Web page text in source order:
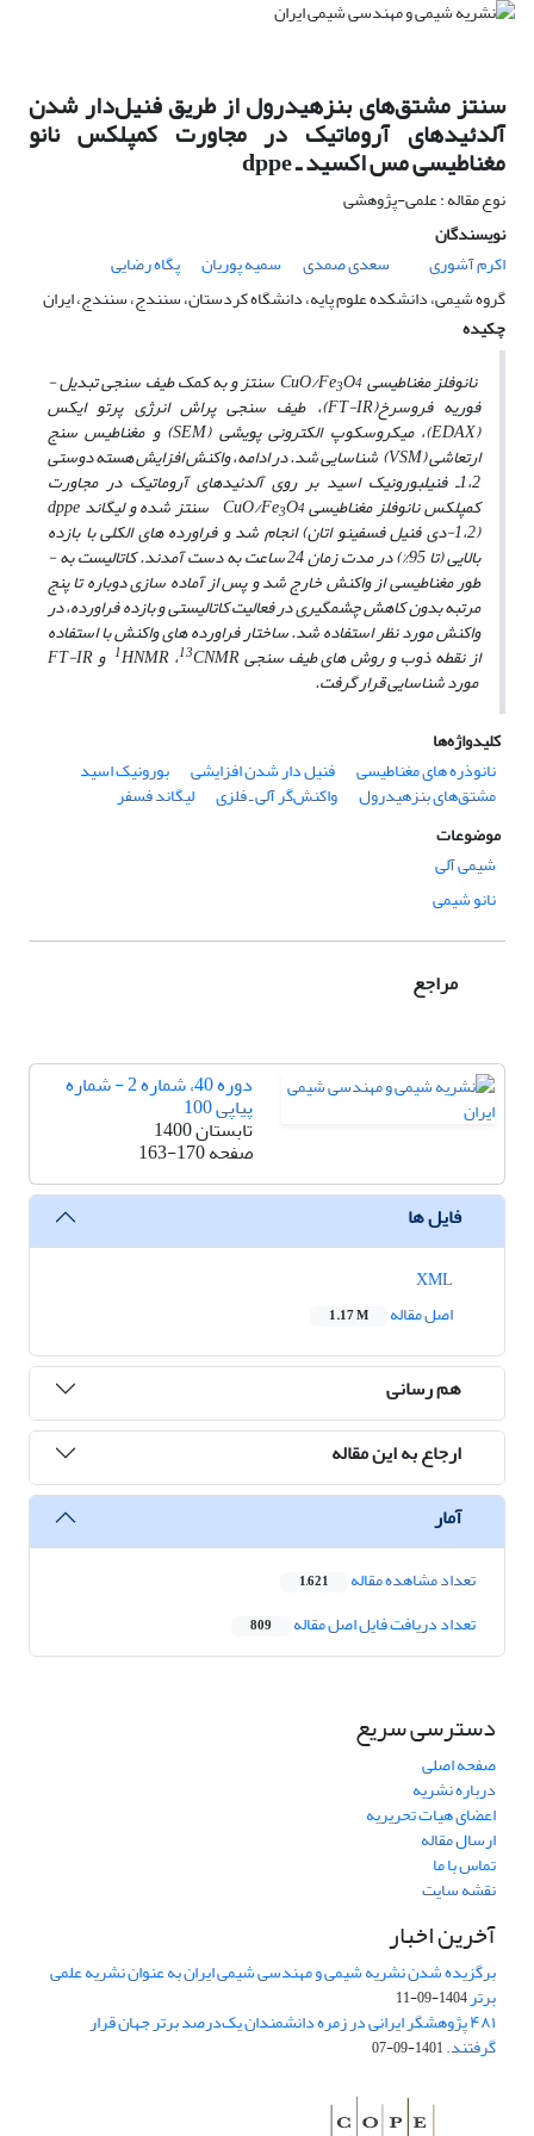
سنتز مشتق‌های بنزهیدرول از طریق فنیل‌دار شدن‌‌
آلدئیدهای آروماتیک در مجاورت کمپلکس نانو
مغناطیسی مس اکسید ـ dppe
نوع مقاله : علمی-پژوهشی
نویسندگان
اکرم آشوری
سعدی صمدی سمیه پوریان
پگاه رضایی
گروه شیمی، دانشکده علوم پایه، دانشگاه کردستان، سنندج، سنندج، ایران
چکیده
نانوفلز مغناطیسی CuO/Fe
3O4 سنتز و به ­کمک طیف­ سنجی تبدیل ­
فوریه­ فروسرخ(FT-IR)، طیف سنجی پراش انرژی پرتو ایکس
(EDAX)، میکروسکوپ الکترونی پویشی (SEM) و مغناطیس ­سنج
ارتعاشی (VSM) شناسایی شد. در ادامه، واکنش افزایش هسته­ دوستی
1،2ـ فنیل­بورونیک اسید بر روی آلدئیدهای آروماتیک در مجاورت
کمپلکس نانوفلز مغناطیسی CuO/Fe 3O4 سنتز شده و لیگاند dppe
(1،2-دی ­فنیل­ فسفینو اتان) انجام شد و فراورده­ های الکلی با بازده
بالایی (تا 95%) در مدت زمان 24 ساعت به­ دست آمدند. کاتالیست به ­
طور مغناطیسی از واکنش خارج شد و پس از آماده­ سازی دوباره تا پنج
مرتبه بدون کاهش چشمگیری در فعالیت کاتالیستی و بازده فراورده، در
واکنش مورد نظر استفاده شد. ساختار فراورده­ های واکنش با استفاده
از نقطه ذوب و روش­ های طیف­ سنجی 1HNMR ،13 CNMR و FT-IR
مورد شناسایی قرار گرفت.
کلیدواژه‌ها
نانوذره های مغناطیسی
فنیل دار شدن افزایشی بورونیک اسید
مشتق‌های بنزهیدرول واکنش‌گر آلی ـ فلزی
لیگاند فسفر
موضوعات
شیمی آلی
نانو شیمی
مراجع
دوره 40، شماره 2 - شماره
پیاپی 100
تابستان 1400
صفحه163-170
فایل ها
اصل مقاله
1.17 M
هم رسانی
ارجاع به این مقاله
آمار
تعداد مشاهده مقاله 1,621
تعداد دریافت فایل اصل مقاله 809
دسترسی سریع
صفحه اصلی
درباره نشریه
اعضای هیات تحریریه
ارسال مقاله
تماس با ما
نقشه سایت
آخرین اخبار
برگزیده شدن نشریه شیمی و مهندسی شیمی ایران به عنوان نشریه علمی
برتر1404-09-11
۴۸۱ پژوهشگر ایرانی در زمره دانشمندان یک‌درصد برتر جهان قرار
گرفتند.1401-09-07